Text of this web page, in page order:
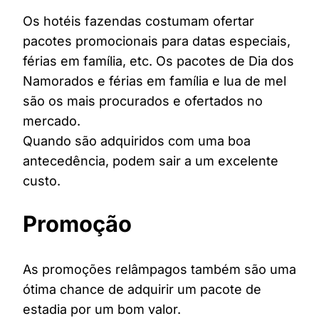
Os hotéis fazendas costumam ofertar
pacotes promocionais para datas especiais,
férias em família, etc. Os pacotes de Dia dos
Namorados e férias em família e lua de mel
são os mais procurados e ofertados no
mercado.
Quando são adquiridos com uma boa
antecedência, podem sair a um excelente
custo.
Promoção
As promoções relâmpagos também são uma
ótima chance de adquirir um pacote de
estadia por um bom valor.